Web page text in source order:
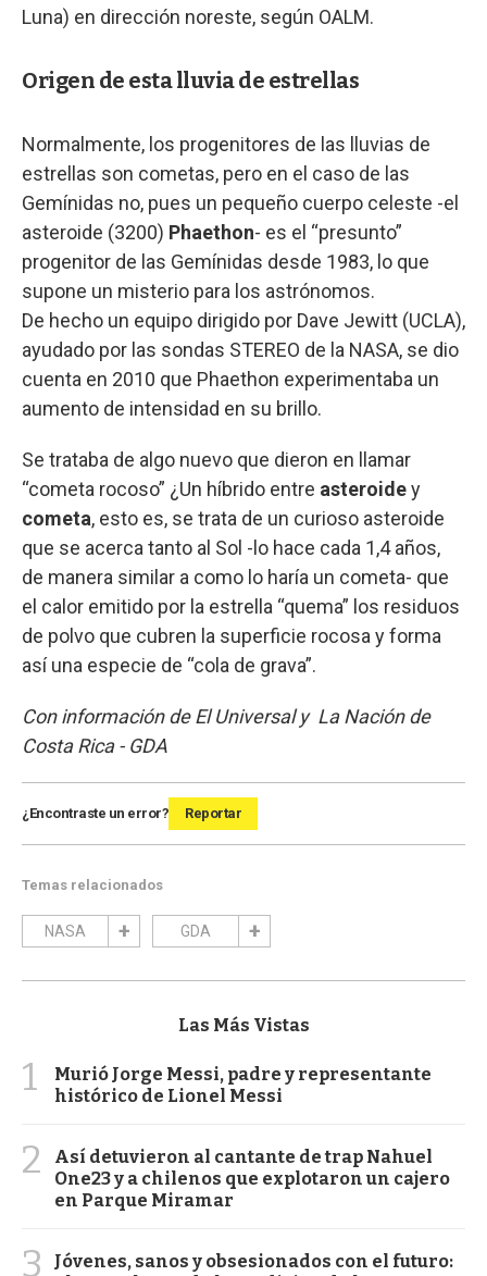
Luna) en dirección noreste, según OALM.
Origen de esta lluvia de estrellas
Normalmente, los progenitores de las lluvias de
estrellas son cometas, pero en el caso de las
Gemínidas no, pues un pequeño cuerpo celeste -el
asteroide (3200) Phaethon- es el “presunto”
progenitor de las Gemínidas desde 1983, lo que
supone un misterio para los astrónomos.
De hecho un equipo dirigido por Dave Jewitt (UCLA),
ayudado por las sondas STEREO de la NASA, se dio
cuenta en 2010 que Phaethon experimentaba un
aumento de intensidad en su brillo.
Se trataba de algo nuevo que dieron en llamar
“cometa rocoso” ¿Un híbrido entre asteroidey
cometa, esto es, se trata de un curioso asteroide
que se acerca tanto al Sol -lo hace cada 1,4 años,
de manera similar a como lo haría un cometa- que
el calor emitido por la estrella “quema” los residuos
de polvo que cubren la superficie rocosa y forma
así una especie de “cola de grava”.
Con información de El Universal y La Nación de
Costa Rica - GDA
¿Encontraste un error? Reportar
Temas relacionados
NASA GDA
Las Más Vistas
1
Murió Jorge Messi, padre y representante
histórico de Lionel Messi
2
Así detuvieron al cantante de trap Nahuel
One23 y a chilenos que explotaron un cajero
en Parque Miramar
3
Jóvenes, sanos y obsesionados con el futuro: